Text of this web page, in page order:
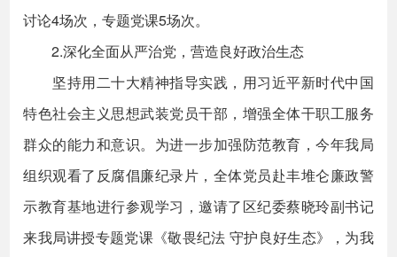
讨论4场次，专题党课5场次。
2.深化全面从严治党，营造良好政治生态
坚持用二十大精神指导实践，用习近平新时代中国
特色社会主义思想武装党员干部，增强全体干职工服务
群众的能力和意识。为进一步加强防范教育，今年我局
组织观看了反腐倡廉纪录片，全体党员赴丰堆仑廉政警
示教育基地进行参观学习，邀请了区纪委蔡晓玲副书记
来我局讲授专题党课《敬畏纪法 守护良好生态》，为我